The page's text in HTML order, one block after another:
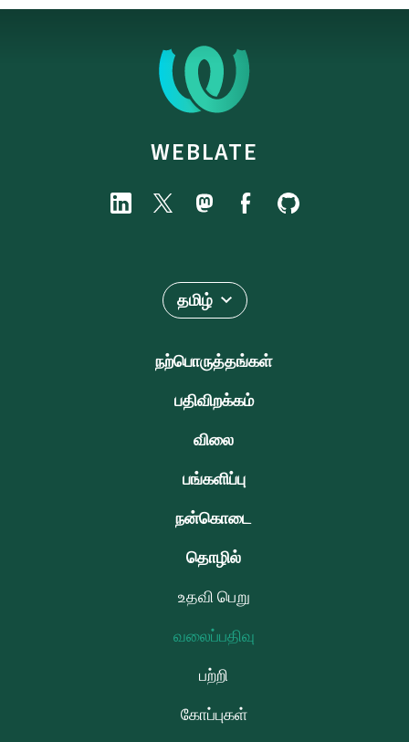
WEBLATE
தமிழ்
நற்பொருத்தங்கள்
பதிவிறக்கம்
விலை
பங்களிப்பு
நன்கொடை
தொழில்
உதவி பெறு
வலைப்பதிவு
பற்றி
கோப்புகள்